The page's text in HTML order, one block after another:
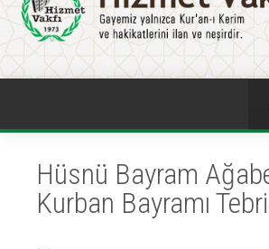
Hüsnü Bayram
Kurban Bayramı